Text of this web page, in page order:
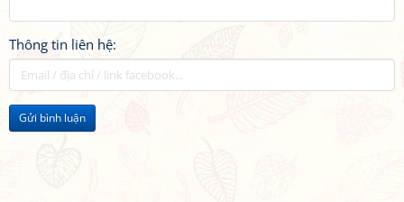
Thông tin liên hệ:
Gửi bình luận